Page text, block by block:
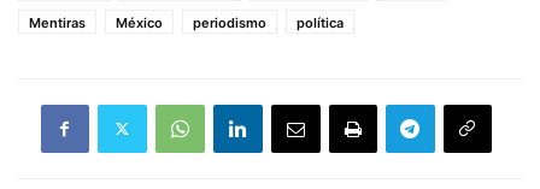
Mentiras
México periodismo política